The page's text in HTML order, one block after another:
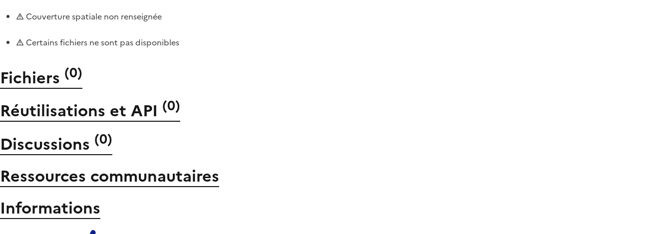
Couverture spatiale non renseignée
Certains fichiers ne sont pas disponibles
Fichiers (0)
Réutilisations et API (0)
Discussions (0)
Ressources communautaires
Informations